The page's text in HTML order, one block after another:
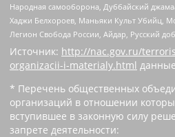
Народная самооборона, Дуббайский
Хаджи Белхороев, Маньяки Культ Убийц,
Легион Свобода России, Айдар, Русский
Источник: http://nac.gov.ru/
organizacii-i-materialy.html
* Перечень общественных
организаций в отношении
вступившее в законную силу
запрете деятельности: